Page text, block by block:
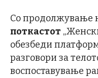
Со продолжување
поткастот
обезбеди
разговори за
воспоставување